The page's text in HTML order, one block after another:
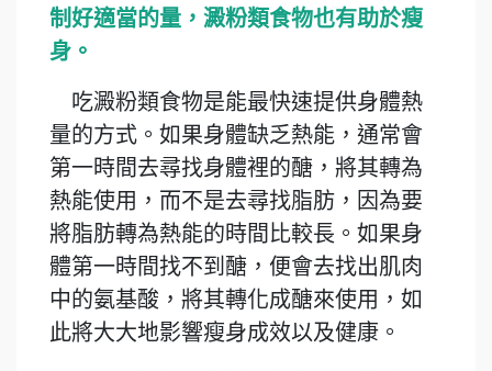
制好適當的量，澱粉類食物也有助於瘦
身。
吃澱粉類食物是能最快速提供身體熱
量的方式。如果身體缺乏熱能，通常會
第一時間去尋找身體裡的醣，將其轉為
熱能使用，而不是去尋找脂肪，因為要
將脂肪轉為熱能的時間比較長。如果身
體第一時間找不到醣，便會去找出肌肉
中的氨基酸，將其轉化成醣來使用，如
此將大大地影響瘦身成效以及健康。